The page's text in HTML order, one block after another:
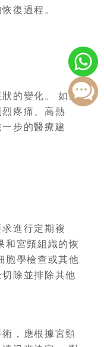
復過程。
的變化。 如果
疼痛、高熱
步的醫療建
進行定期複
和宮頸組織的恢
胞學檢查或其他
除並排除其他
，應根據宮頸